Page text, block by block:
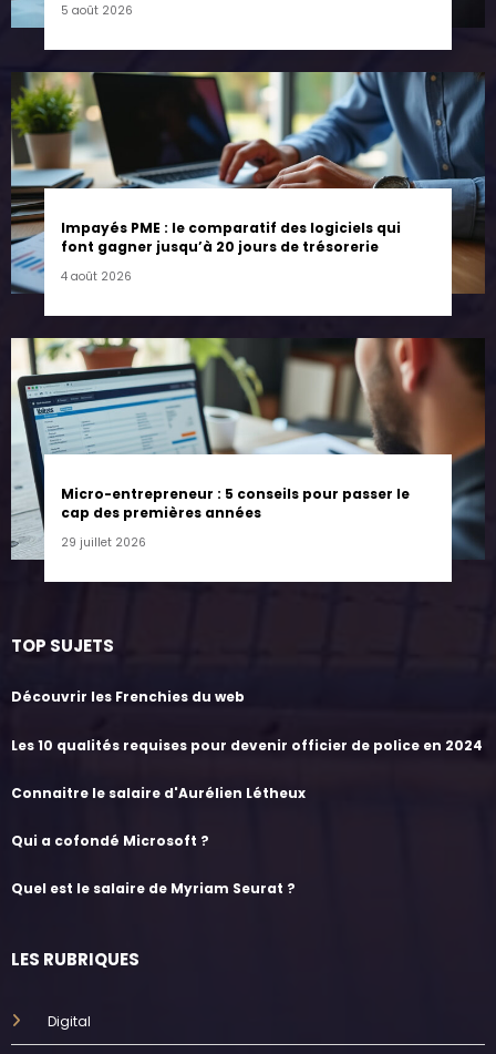
5 août 2026
Impayés PME : le comparatif des logiciels qui
font gagner jusqu’à 20 jours de trésorerie
4 août 2026
Micro-entrepreneur : 5 conseils pour passer le
cap des premières années
29 juillet 2026
TOP SUJETS
Découvrir les Frenchies du web
Les 10 qualités requises pour devenir officier de police en 2024
Connaitre le salaire d'Aurélien Létheux
Qui a cofondé Microsoft ?
Quel est le salaire de Myriam Seurat ?
LES RUBRIQUES
Digital